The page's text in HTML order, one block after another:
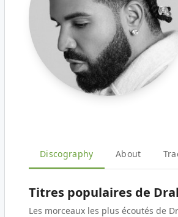
Discography About
Titres populaires de
Les morceaux les plus écoutés de